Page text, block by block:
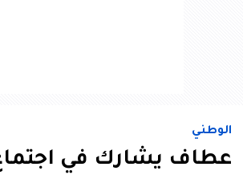
الوطني
عطاف يشارك في